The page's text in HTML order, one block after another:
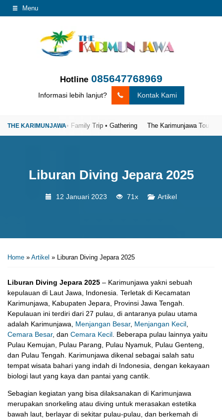
Menu
Hotline 085647768969
Informasi lebih lanjut? Kontak Kami
• Private Trip • Family Trip • Gathering The Karimunjawa Tour –
Liburan Diving Jepara 2025
12 Januari 2023 71x Artikel
Home » Artikel » Liburan Diving Jepara 2025
Liburan Diving Jepara 2025 – Karimunjawa yakni sebuah
kepulauan di Laut Jawa, Indonesia. Terletak di Kecamatan
Karimunjawa, Kabupaten Jepara, Provinsi Jawa Tengah.
Kepulauan ini terdiri dari 27 pulau, di antaranya pulau utama
adalah Karimunjawa, Menjangan Besar, Menjangan Kecil
Cemara Besar, dan Cemara Kecil . Beberapa pulau lainnya yaitu
Pulau Kemujan, Pulau Parang, Pulau Nyamuk, Pulau Genteng,
dan Pulau Tengah. Karimunjawa dikenal sebagai salah satu
tempat wisata bahari yang indah di Indonesia, dengan kekayaan
biologi laut yang kaya dan pantai yang cantik.
Sebagian kegiatan yang bisa dilaksanakan di Karimunjawa
merupakan snorkeling atau diving untuk merasakan estetika
bawah laut, berlayar di sekitar pulau-pulau, dan berkemah di